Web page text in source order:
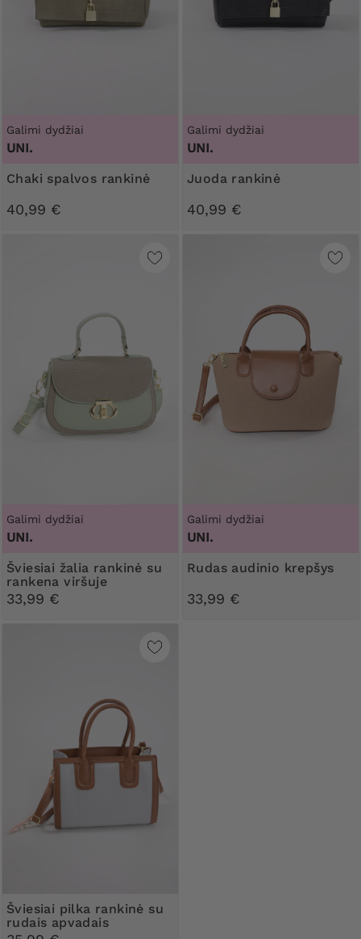
Galimi dydžiai
UNI.
Chaki spalvos rankinė
40,99 €
Galimi dydžiai
UNI.
Juoda rankinė
40,99 €
Galimi dydžiai
UNI.
Šviesiai žalia rankinė su
rankena viršuje
33,99 €
Galimi dydžiai
UNI.
Rudas audinio krepšys
33,99 €
Šviesiai pilka rankinė su
rudais apvadais